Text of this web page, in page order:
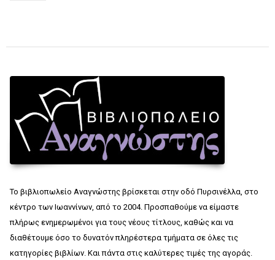
Το βιβλιοπωλείο Αναγνώστης βρίσκεται στην οδό Πυρσινέλλα, στο
κέντρο των Ιωαννίνων, από το 2004. Προσπαθούμε να είμαστε
πλήρως ενημερωμένοι για τους νέους τίτλους, καθώς και να
διαθέτουμε όσο το δυνατόν πληρέστερα τμήματα σε όλες τις
κατηγορίες βιβλίων. Και πάντα στις καλύτερες τιμές της αγοράς.